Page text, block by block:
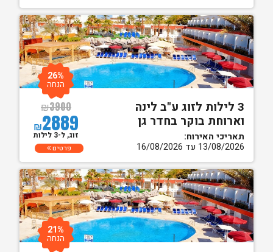
3 לילות לזוג ע"ב לינה
וארוחת בוקר בחדר גן
תאריכי האירוח:
13/08/2026 עד 16/08/2026
₪3900
₪2889
26%
הנחה
זוג, ל-3 לילות
פרטים
21%
הנחה